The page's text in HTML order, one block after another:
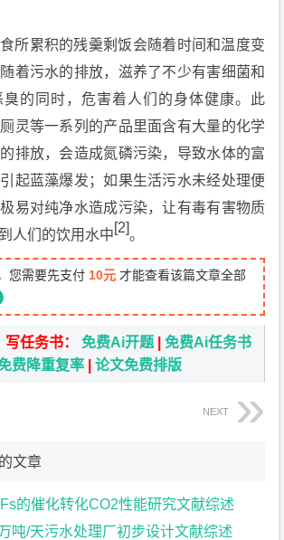
所累积的残羹剩饭会随着时间和温度变
着污水的排放，滋养了不少有害细菌和
的同时，危害着人们的身体健康。此
灵等一系列的产品里面含有大量的化学
排放，会造成氮磷污染，导致水体的富
起蓝藻爆发；如果生活污水未经处理便
易对纯净水造成污染，让有毒有害物质
人们的饮用水中[2]。
您需要先支付 10元 才能查看该篇文章全部
写任务书：免费Ai开题 |免费Ai任务书
费降重复率 |论文免费排版
NEXT
文章
的催化转化CO2性能研究文献综述
吨/天污水处理厂初步设计文献综述